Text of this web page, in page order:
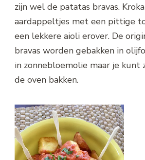
zijn wel de patatas bravas.
aardappeltjes met een pittige
een lekkere aioli erover. De
bravas worden gebakken in
in zonnebloemolie maar je kunt
de oven bakken.